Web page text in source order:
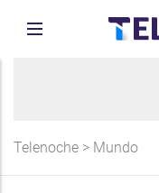
Telenoche > Mundo